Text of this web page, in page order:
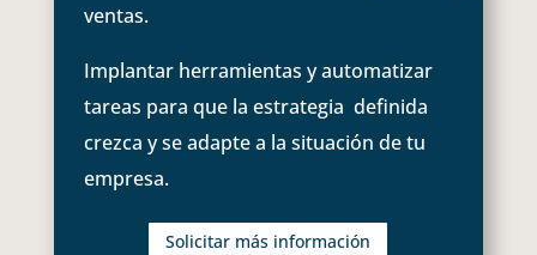
ventas.
Implantar herramientas y automatizar
tareas para que la estrategia definida
crezca y se adapte a la situación de tu
empresa.
Solicitar más información